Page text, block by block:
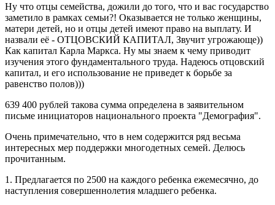
Ну что отцы семейства, дожили до того, что и вас государство
заметило в рамках семьи?! Оказывается не только женщины,
матери детей, но и отцы детей имеют право на выплату. И
назвали её - ОТЦОВСКИЙ КАПИТАЛ, Звучит угрожающе))
Как капитал Карла Маркса. Ну мы знаем к чему приводит
изучения этого фундаментального труда. Надеюсь отцовский
капитал, и его использование не приведет к борьбе за
равенство полов)))
639 400 рублей такова сумма определена в заявительном
письме инициаторов национального проекта "Демография".
Очень примечательно, что в нем содержится ряд весьма
интересных мер поддержки многодетных семей. Делюсь
прочитанным.
1. Предлагается по 2500 на каждого ребенка ежемесячно, до
наступления совершеннолетия младшего ребенка.